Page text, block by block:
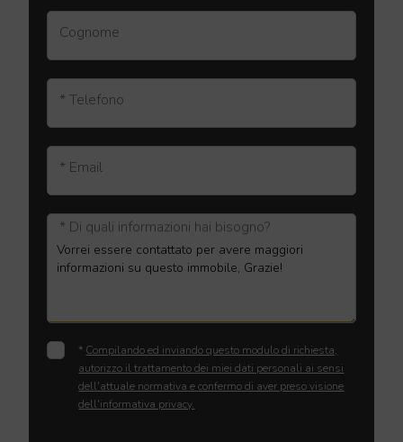
Cognome
* Telefono
* Email
* Di quali informazioni hai bisogno?
* Compilando ed inviando questo modulo di richiesta,
autorizzo il trattamento dei miei dati personali ai sensi
dell'attuale normativa e confermo di aver preso visione
dell'informativa privacy.